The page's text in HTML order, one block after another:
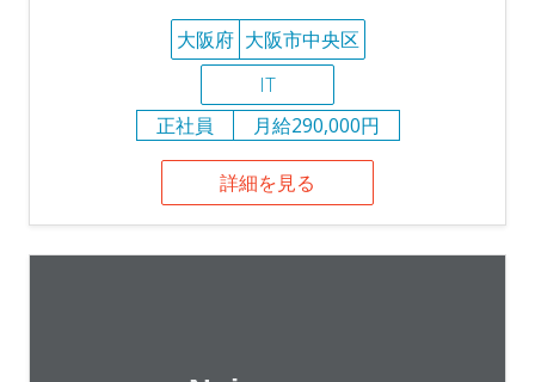
大阪府 大阪市中央区
IT
正社員
月給290,000円
詳細を見る